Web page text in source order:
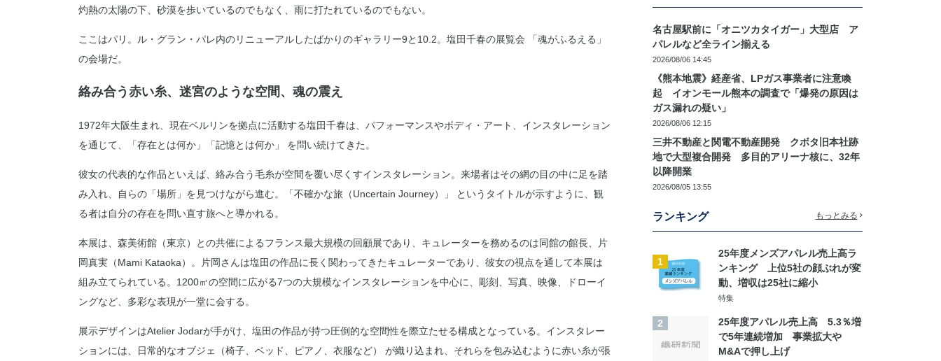
灼熱の太陽の下、砂漠を歩いているのでもなく、雨に打たれているのでもない。
ここはパリ。ル・グラン・パレ内のリニューアルしたばかりのギャラリー9と10.2。塩田千春の展覧会 「魂がふるえる」
の会場だ。
絡み合う赤い糸、迷宮のような空間、魂の震え
1972年大阪生まれ、現在ベルリンを拠点に活動する塩田千春は、パフォーマンスやボディ・アート、インスタレーション
を通じて、「存在とは何か」「記憶とは何か」 を問い続けてきた。
彼女の代表的な作品といえば、絡み合う毛糸が空間を覆い尽くすインスタレーション。来場者はその網の目の中に足を踏
み入れ、自らの「場所」を見つけながら進む。「不確かな旅（Uncertain Journey）」 というタイトルが示すように、観
る者は自分の存在を問い直す旅へと導かれる。
本展は、森美術館（東京）との共催によるフランス最大規模の回顧展であり、キュレーターを務めるのは同館の館長、片
岡真実（Mami Kataoka）。片岡さんは塩田の作品に長く関わってきたキュレーターであり、彼女の視点を通して本展は
組み立てられている。1200㎡の空間に広がる7つの大規模なインスタレーションを中心に、彫刻、写真、映像、ドローイ
ングなど、多彩な表現が一堂に会する。
展示デザインはAtelier Jodarが手がけ、塩田の作品が持つ圧倒的な空間性を際立たせる構成となっている。インスタレー
ションには、日常的なオブジェ（椅子、ベッド、ピアノ、衣服など） が織り込まれ、それらを包み込むように赤い糸が張
名古屋駅前に「オニツカタイガー」大型店 ア
パレルなど全ライン揃える
2026/08/06 14:45
《熊本地震》経産省、LPガス事業者に注意喚
起 イオンモール熊本の調査で「爆発の原因は
ガス漏れの疑い」
2026/08/06 12:15
三井不動産と関電不動産開発 クボタ旧本社跡
地で大型複合開発 多目的アリーナ核に、32年
以降開業
2026/08/05 13:55
ランキング もっとみる
1
25年度メンズアパレル売上高ラ
ンキング 上位5社の顔ぶれが変
動、増収は25社に縮小
特集
2
25年度アパレル売上高 5.3％増
で5年連続増加 事業拡大や
M&Aで押し上げ